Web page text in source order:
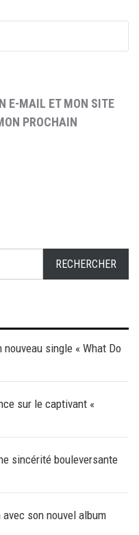
E-MAIL ET MON SITE
PROCHAIN
single « What Do
sur le captivant «
sincérité bouleversante
son nouvel album